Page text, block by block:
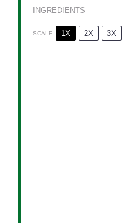
INGREDIENTS
SCALE 1X 2X 3X